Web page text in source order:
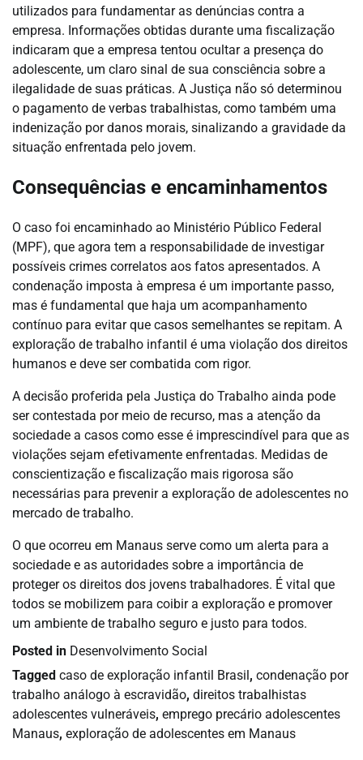
utilizados para fundamentar as denúncias contra a
empresa. Informações obtidas durante uma fiscalização
indicaram que a empresa tentou ocultar a presença do
adolescente, um claro sinal de sua consciência sobre a
ilegalidade de suas práticas. A Justiça não só determinou
o pagamento de verbas trabalhistas, como também uma
indenização por danos morais, sinalizando a gravidade da
situação enfrentada pelo jovem.
Consequências e encaminhamentos
O caso foi encaminhado ao Ministério Público Federal
(MPF), que agora tem a responsabilidade de investigar
possíveis crimes correlatos aos fatos apresentados. A
condenação imposta à empresa é um importante passo,
mas é fundamental que haja um acompanhamento
contínuo para evitar que casos semelhantes se repitam. A
exploração de trabalho infantil é uma violação dos direitos
humanos e deve ser combatida com rigor.
A decisão proferida pela Justiça do Trabalho ainda pode
ser contestada por meio de recurso, mas a atenção da
sociedade a casos como esse é imprescindível para que as
violações sejam efetivamente enfrentadas. Medidas de
conscientização e fiscalização mais rigorosa são
necessárias para prevenir a exploração de adolescentes no
mercado de trabalho.
O que ocorreu em Manaus serve como um alerta para a
sociedade e as autoridades sobre a importância de
proteger os direitos dos jovens trabalhadores. É vital que
todos se mobilizem para coibir a exploração e promover
um ambiente de trabalho seguro e justo para todos.
Posted in Desenvolvimento Social
Tagged caso de exploração infantil Brasil , condenação por
trabalho análogo à escravidão, direitos trabalhistas
adolescentes vulneráveis, emprego precário adolescentes
Manaus, exploração de adolescentes em Manaus